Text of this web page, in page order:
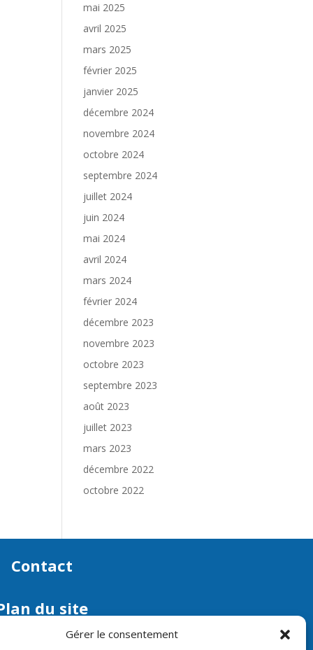
Gérer le consentement
mai 2025
avril 2025
mars 2025
février 2025
janvier 2025
décembre 2024
novembre 2024
octobre 2024
septembre 2024
juillet 2024
juin 2024
mai 2024
avril 2024
mars 2024
février 2024
décembre 2023
novembre 2023
octobre 2023
septembre 2023
août 2023
juillet 2023
mars 2023
décembre 2022
octobre 2022
Contact
du site